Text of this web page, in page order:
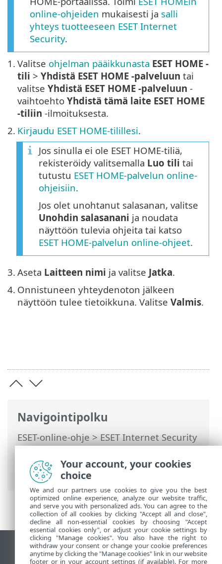
Navigointipolku
ESET-online-ohje>ESET Internet Security
>Tuotteen ESET Internet Security
käsitteleminen >ESET HOME -tili>
Yhdistä ESET HOME-palveluun
online-ohjeiden mukaisesti ja salli
yhteys tuotteeseen ESET Internet
Security.
1. Valitse ohjelman pääikkunasta ESET HOME -
tili > Yhdistä ESET HOME -palveluun tai
valitse Yhdistä ESET HOME -palveluun -
vaihtoehto Yhdistä tämä laite ESET HOME
-tiliin -ilmoituksesta.
2. Kirjaudu ESET HOME-tilillesi.
Jos sinulla ei ole ESET HOME-tiliä,
rekisteröidy valitsemalla Luo tili tai
tutustu ESET HOME-palvelun online-
ohjeisiin.
Jos olet unohtanut salasanan, valitse
Unohdin salasanani ja noudata
näyttöön tulevia ohjeita tai katso
ESET HOME-palvelun online-ohjeet.
3. Aseta Laitteen nimi ja valitse Jatka.
4. Onnistuneen yhteydenoton jälkeen
näyttöön tulee tietoikkuna. Valitse Valmis.
Näytä tietokonesivusto
Your account, your cookies
choice
We and our partners use cookies to give you the best
optimized online experience, analyze our website traffic,
and serve you with personalized ads. You can agree to the
collection of all cookies by clicking "Accept all and close",
decline all non-essential cookies by choosing "Accept
essential cookies only", or adjust your cookie settings by
clicking "Manage cookies". You also have the right to
withdraw your consent or change your cookie preferences
anytime by clicking the "Manage cookies" link in our website
footer or in your account settings (if available). For more